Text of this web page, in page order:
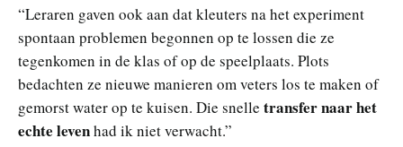
“Leraren gaven ook aan dat kleuters na het experiment
spontaan problemen begonnen op te lossen die ze
tegenkomen in de klas of op de speelplaats. Plots
bedachten ze nieuwe manieren om veters los te maken of
gemorst water op te kuisen. Die snelle transfer naar het
echte levenhad ik niet verwacht.”